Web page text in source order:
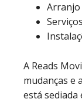
A Reads
mudanças e
está sediada